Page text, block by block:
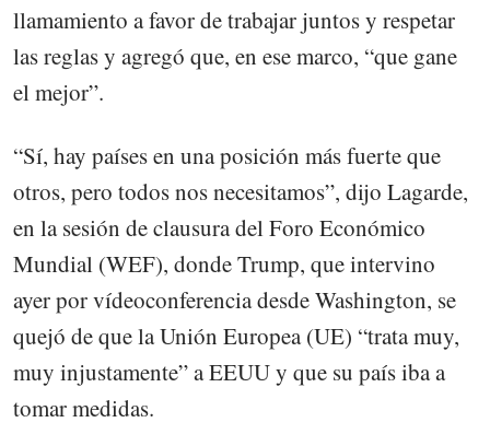
llamamiento a favor de trabajar juntos y respetar
las reglas y agregó que, en ese marco, “que gane
el mejor”.
“Sí, hay países en una posición más fuerte que
otros, pero todos nos necesitamos”, dijo Lagarde,
en la sesión de clausura del Foro Económico
Mundial (WEF), donde Trump, que intervino
ayer por vídeoconferencia desde Washington, se
quejó de que la Unión Europea (UE) “trata muy,
muy injustamente” a EEUU y que su país iba a
tomar medidas.